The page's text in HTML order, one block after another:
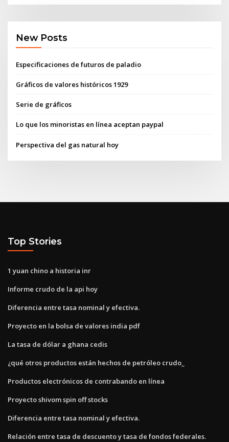
New Posts
Especificaciones de futuros de paladio
Gráficos de valores históricos 1929
Serie de gráficos
Lo que los minoristas en línea aceptan paypal
Perspectiva del gas natural hoy
Top Stories
1 yuan chino a historia inr
Informe crudo de la api hoy
Diferencia entre tasa nominal y efectiva.
Proyecto en la bolsa de valores india pdf
La tasa de dólar a ghana cedis
¿qué otros productos están hechos de petróleo crudo_
Productos electrónicos de contrabando en línea
Proyecto shivom spin off stocks
Diferencia entre tasa nominal y efectiva.
Relación entre tasa de descuento y tasa de fondos federales.